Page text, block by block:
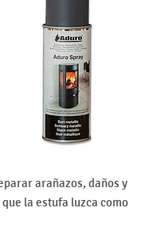
arañazos, daños y
la estufa luzca como